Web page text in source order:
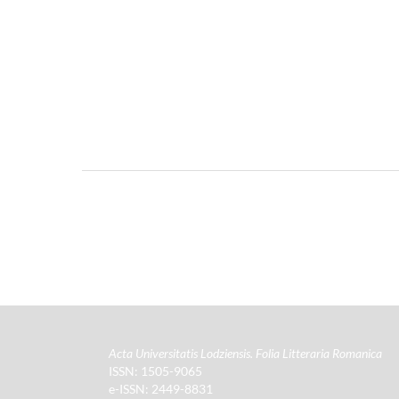
Acta Universitatis Lodziensis. Folia Litteraria Romanica
ISSN: 1505-9065
e-ISSN: 2449-8831